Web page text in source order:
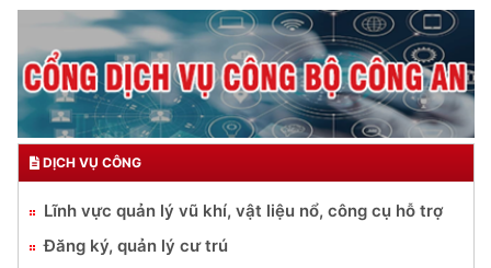
DỊCH VỤ CÔNG
Lĩnh vực quản lý vũ khí, vật liệu nổ, công cụ hỗ trợ
Đăng ký, quản lý cư trú